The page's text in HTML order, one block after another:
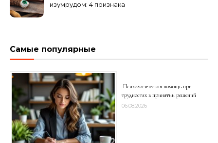
изумрудом: 4 признака
Самые популярные
Психологическая помощь при
трудностях в принятии решений
06.08.2026